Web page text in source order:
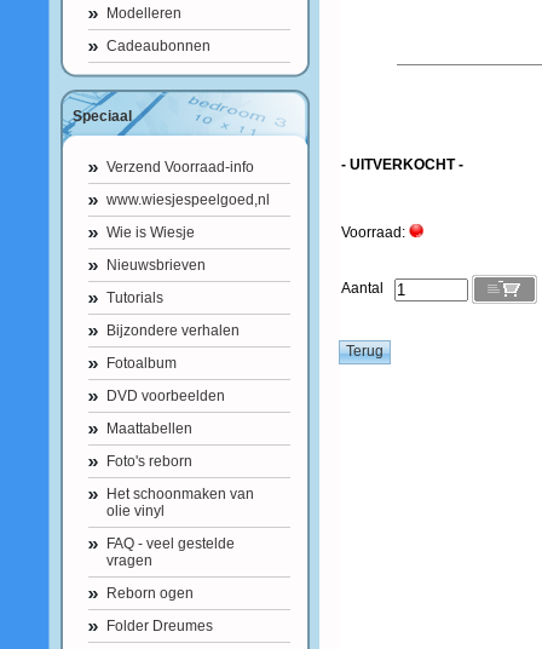
Modelleren
Cadeaubonnen
Speciaal
Verzend Voorraad-info
www.wiesjespeelgoed,nl
Wie is Wiesje
Nieuwsbrieven
Tutorials
Bijzondere verhalen
Fotoalbum
DVD voorbeelden
Maattabellen
Foto's reborn
Het schoonmaken van
olie vinyl
FAQ - veel gestelde
vragen
Reborn ogen
Folder Dreumes
- UITVERKOCHT -
Voorraad:
Aantal